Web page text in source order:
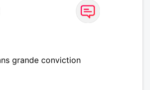
connaître davantage. J’en serai
je l’espère.
grande conviction